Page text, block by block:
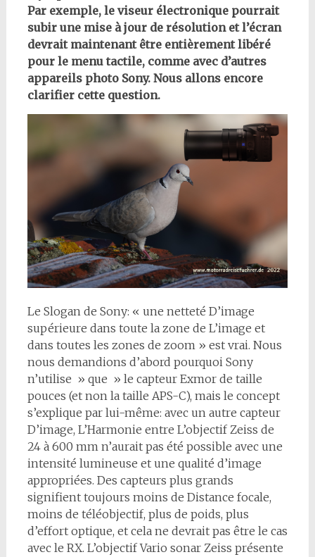
Par exemple, le viseur électronique pourrait
subir une mise à jour de résolution et l’écran
devrait maintenant être entièrement libéré
pour le menu tactile, comme avec d’autres
appareils photo Sony. Nous allons encore
clarifier cette question.
Le Slogan de Sony: « une netteté D’image
supérieure dans toute la zone de L’image et
dans toutes les zones de zoom » est vrai. Nous
nous demandions d’abord pourquoi Sony
n’utilise » que » le capteur Exmor de taille
pouces (et non la taille APS-C), mais le concept
s’explique par lui-même: avec un autre capteur
D’image, L’Harmonie entre L’objectif Zeiss de
24 à 600 mm n’aurait pas été possible avec une
intensité lumineuse et une qualité d’image
appropriées. Des capteurs plus grands
signifient toujours moins de Distance focale,
moins de téléobjectif, plus de poids, plus
d’effort optique, et cela ne devrait pas être le cas
avec le RX. L’objectif Vario sonar Zeiss présente